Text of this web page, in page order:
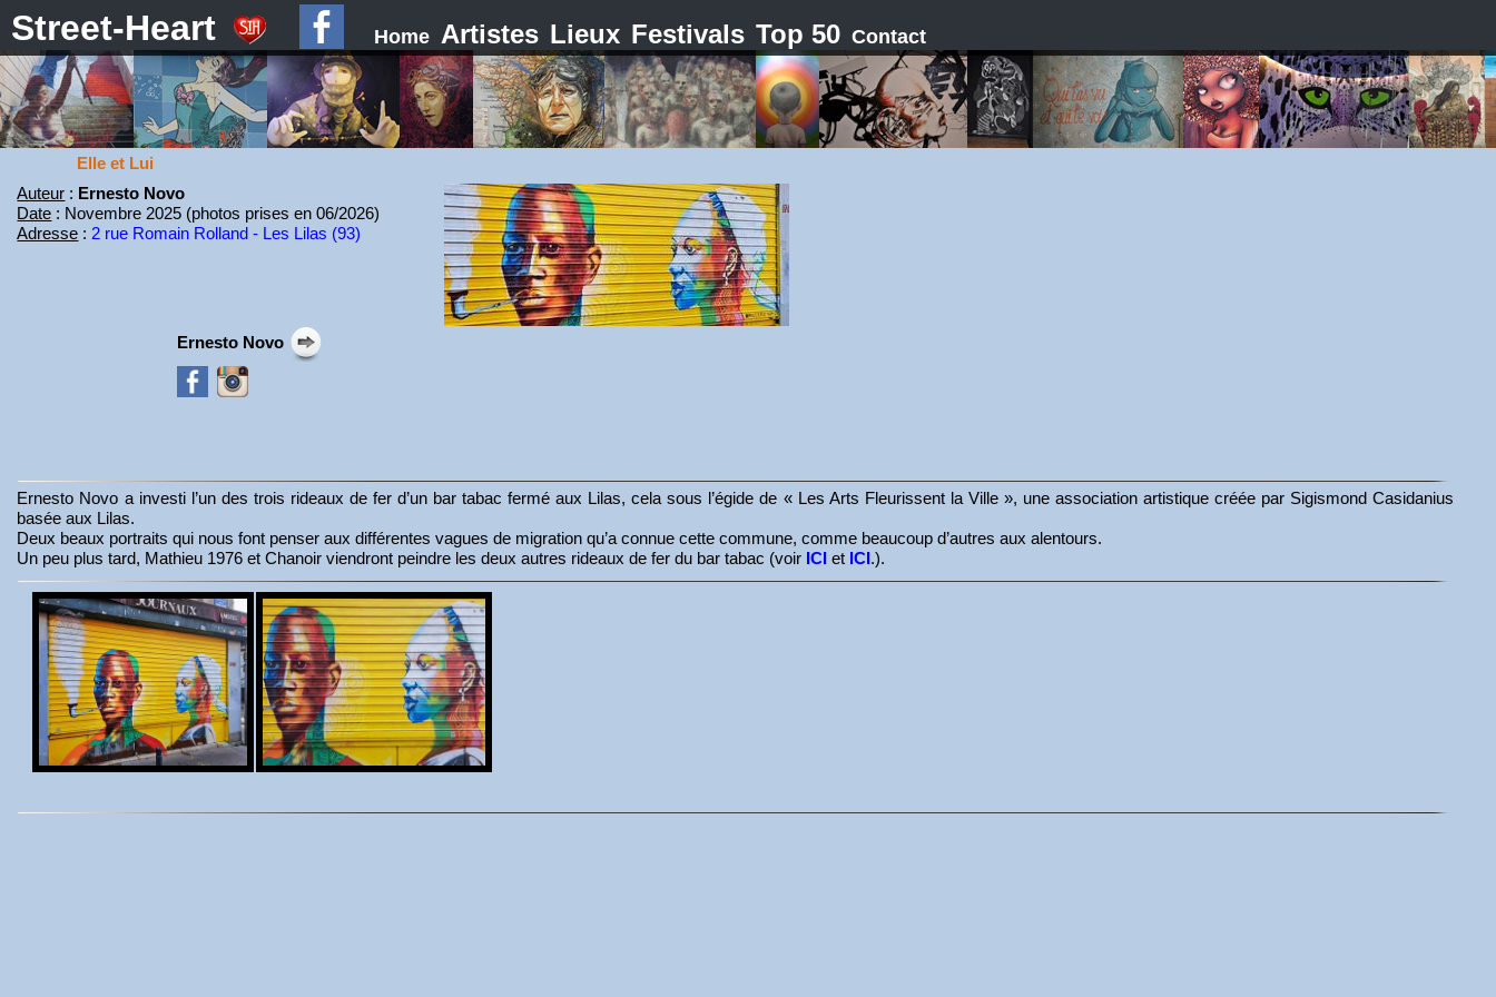
Street-Heart Home Artistes Lieux Festivals Top 50 Contact
Elle et Lui
Auteur : Ernesto Novo
Date : Novembre 2025 (photos prises en 06/2026)
Adresse : 2 rue Romain Rolland - Les Lilas (93)
Ernesto Novo
Ernesto Novo a investi l’un des trois rideaux de fer d’un bar tabac fermé aux Lilas, cela sous l’égide de « Les Arts Fleurissent la Ville », une association artistique créée par Sigismond Casidanius
basée aux Lilas.
Deux beaux portraits qui nous font penser aux différentes vagues de migration qu’a connue cette commune, comme beaucoup d’autres aux alentours.
Un peu plus tard, Mathieu 1976 et Chanoir viendront peindre les deux autres rideaux de fer du bar tabac (voir ICIet ICI.).